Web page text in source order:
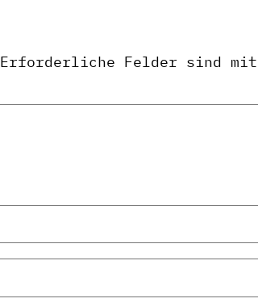
Erforderliche Felder sind mit